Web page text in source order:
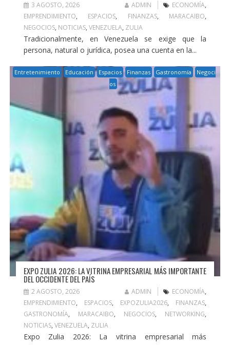
3 AGOSTO, 2026 ADMIN ECONOMÍA,
EMPRENDIMIENTO, ESPACIOS, FINANZAS, MARACAIBO,
NEGOCIOS, NOTICIAS, VENEZUELA, ZULIA
Tradicionalmente, en Venezuela se exige que la
persona, natural o jurídica, posea una cuenta en la...
Entretenimiento Educación Espacios Finanzas Gastronomía
Negoci
os
EXPO ZULIA 2026: LA VITRINA EMPRESARIAL MÁS IMPORTANTE
DEL OCCIDENTE DEL PAÍS
2 AGOSTO, 2026 ADMIN ECONOMÍA,
EMPRENDIMIENTO, ESPACIOS, EXPOZULIA2026, FINANZAS,
GASTRONOMÍA, MARACAIBO, NEGOCIOS, NETWORKING,
NOTICIAS, VENEZUELA, ZULIA
Expo Zulia 2026: La vitrina empresarial más